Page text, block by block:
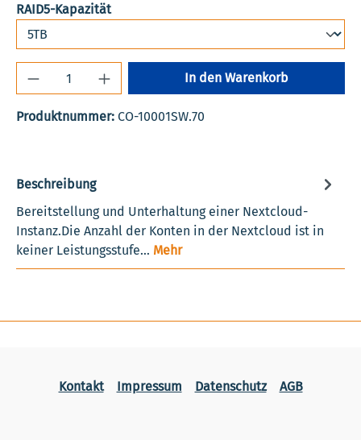
RAID5-Kapazitätauswählen
Produkt Anzahl: Gib den gewünschten
In den Warenkorb
Produktnummer: CO-10001SW.70
Beschreibung
Bereitstellung und Unterhaltung einer Nextcloud-
Instanz.Die Anzahl der Konten in der Nextcloud ist in
keiner Leistungsstufe… Mehr
Kontakt Impressum Datenschutz AGB